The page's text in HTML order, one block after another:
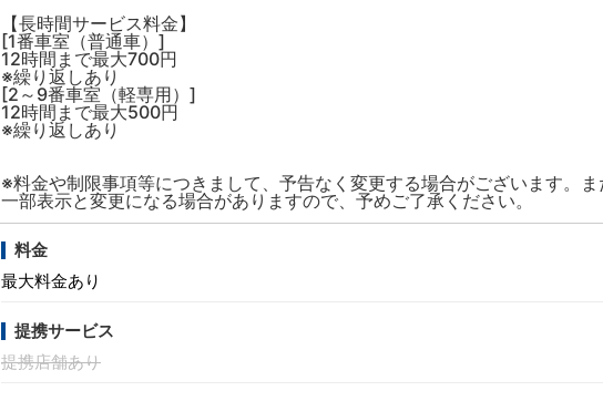
【長時間サービス料金】
[1番車室（普通車）]
12時間まで最大700円
※繰り返しあり
[2～9番車室（軽専用）]
12時間まで最大500円
※繰り返しあり
※料金や制限事項等につきまして、予告なく変更する場合がございます。ま
一部表示と変更になる場合がありますので、予めご了承ください。
料金
最大料金あり
提携サービス
提携店舗あり